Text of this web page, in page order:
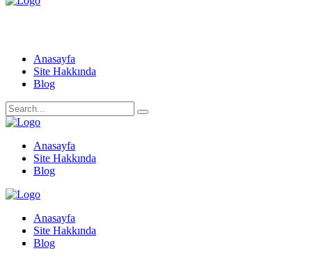
Anasayfa
Site Hakkında
Blog
Anasayfa
Site Hakkında
Blog
Anasayfa
Site Hakkında
Blog